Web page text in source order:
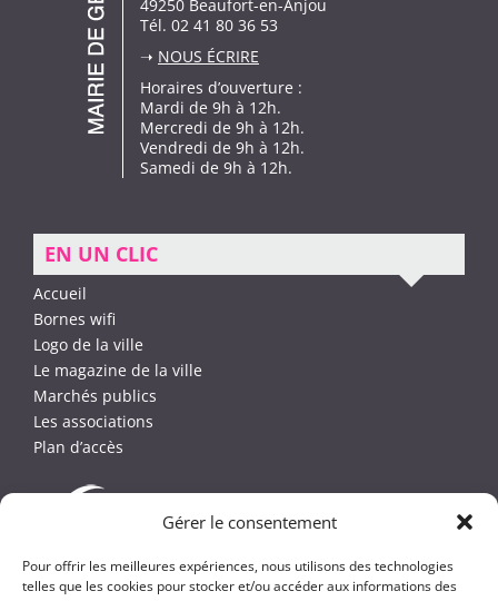
Gérer le consentement
Pour offrir les meilleures expériences, nous utilisons des technologies
telles que les cookies pour stocker et/ou accéder aux informations des
49250 Beaufort-en-Anjou
Tél. 02 41 80 36 53
➝ NOUS ÉCRIRE
Horaires d’ouverture :
Mardi de 9h à 12h.
Mercredi de 9h à 12h.
Vendredi de 9h à 12h.
Samedi de 9h à 12h.
EN UN CLIC
Accueil
Bornes wifi
Logo de la ville
Le magazine de la ville
Marchés publics
Les associations
Plan d’accès